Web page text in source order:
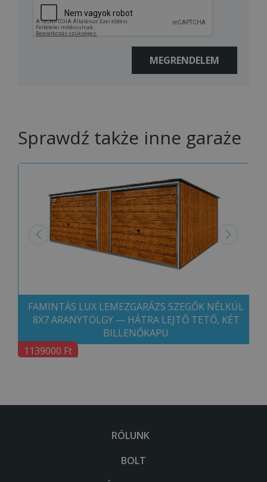
Sprawdź także inne garaże
FAMINTÁS LUX LEMEZGARÁZS SZEGŐK NÉLKÜL
8X7 ARANYTÖLGY — HÁTRA LEJTŐ TETŐ, KÉT
BILLENŐKAPU
1139000 Ft
RÓLUNK
BOLT